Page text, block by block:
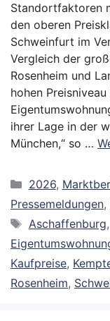
Standortfaktoren
den oberen
Schweinfurt im
Vergleich der
Rosenheim und
hohen
ihrer Lage in der
München,“ so …
Kategorien
2026,
Pressemeldungen,
Schlagwörter
Aschaffenburg,
Kaufpreise,
Rosenheim,